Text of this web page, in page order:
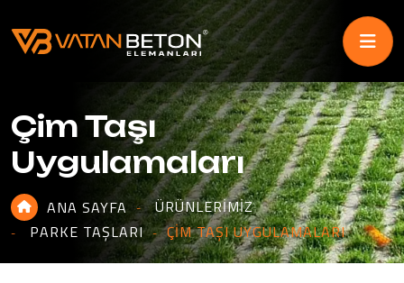
Çim Taşı
Uygulamaları
ANA SAYFA
ÜRÜNLERIMIZ
PARKE TAŞLARI
ÇIM TAŞI UYGULAMALARI